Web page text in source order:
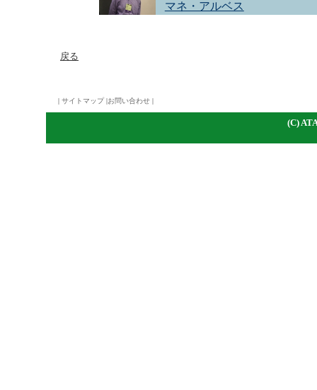
マネ・アルベス
戻る
| サイトマップ|お問い合わせ |
(C)A